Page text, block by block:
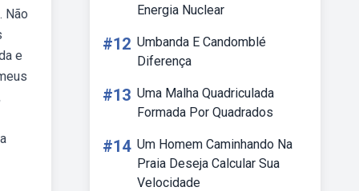
Não
e
Energia Nuclear
#12 Umbanda E Candomblé
Diferença
#13 Uma Malha Quadriculada
Formada Por Quadrados
#14 Um Homem Caminhando Na
Praia Deseja Calcular Sua
Velocidade